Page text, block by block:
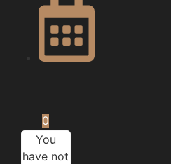
0
You
have not